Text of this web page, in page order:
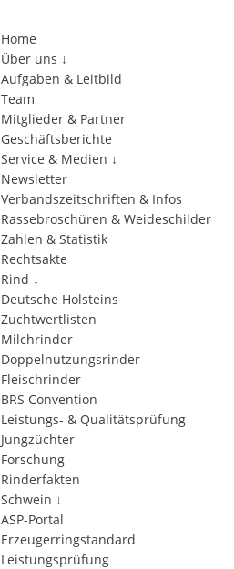
Home
Über uns ↓
Aufgaben & Leitbild
Team
Mitglieder & Partner
Geschäftsberichte
Service & Medien ↓
Newsletter
Verbandszeitschriften & Infos
Rassebroschüren & Weideschilder
Zahlen & Statistik
Rechtsakte
Rind ↓
Deutsche Holsteins
Zuchtwertlisten
Milchrinder
Doppelnutzungsrinder
Fleischrinder
BRS Convention
Leistungs- & Qualitätsprüfung
Jungzüchter
Forschung
Rinderfakten
Schwein ↓
ASP-Portal
Erzeugerringstandard
Leistungsprüfung